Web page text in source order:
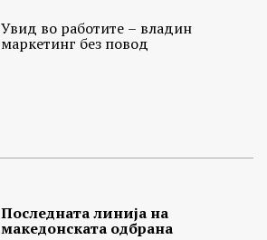
Увид во работите – владин
маркетинг без повод
Последната линија на
македонската одбрана